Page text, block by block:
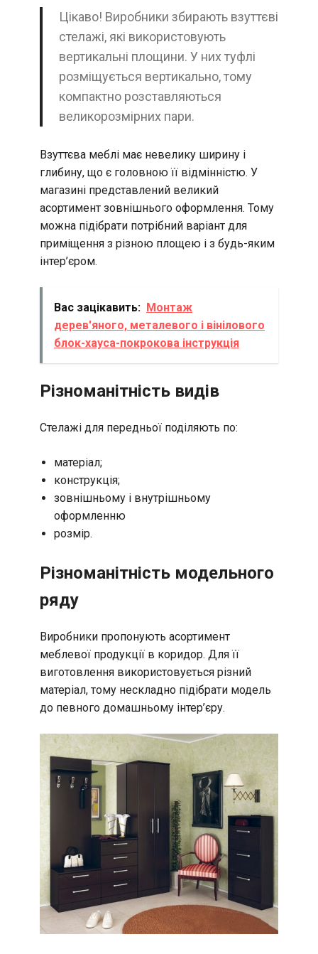
Цікаво! Виробники збирають взуттєві
стелажі, які використовують
вертикальні площини. У них туфлі
розміщується вертикально, тому
компактно розставляються
великорозмірних пари.
Взуттєва меблі має невелику ширину і
глибину, що є головною її відмінністю. У
магазині представлений великий
асортимент зовнішнього оформлення. Тому
можна підібрати потрібний варіант для
приміщення з різною площею і з будь-яким
інтер’єром.
Вас зацікавить: Монтаж
дерев'яного, металевого і вінілового
блок-хауса-покрокова інструкція
Різноманітність видів
Стелажі для передньої поділяють по:
матеріал;
конструкція;
зовнішньому і внутрішньому
оформленню
розмір.
Різноманітність модельного
ряду
Виробники пропонують асортимент
меблевої продукції в коридор. Для її
виготовлення використовується різний
матеріал, тому нескладно підібрати модель
до певного домашньому інтер’єру.